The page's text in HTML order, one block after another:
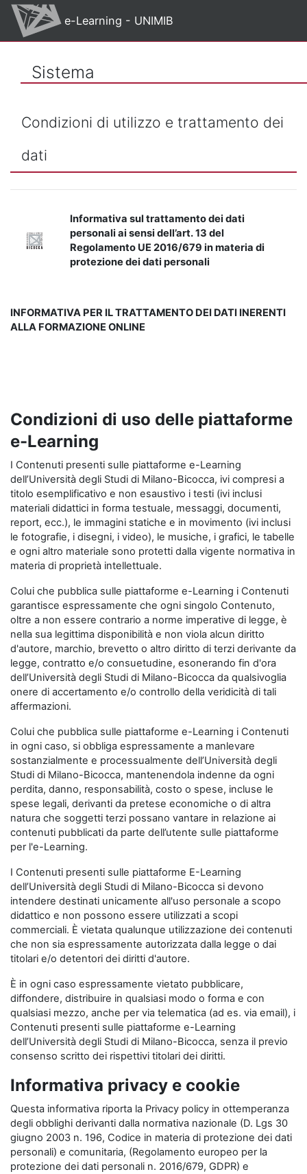
Vai al contenuto principale
e-Learning - UNIMIB
Sistema
Condizioni di utilizzo e trattamento dei
dati
Informativa sul trattamento dei dati
personali ai sensi dell’art. 13 del
Regolamento UE 2016/679 in materia di
protezione dei dati personali
INFORMATIVA PER IL TRATTAMENTO DEI DATI INERENTI
ALLA FORMAZIONE ONLINE
Condizioni di uso delle piattaforme
e-Learning
I Contenuti presenti sulle piattaforme e-Learning
dell’Università degli Studi di Milano-Bicocca, ivi compresi a
titolo esemplificativo e non esaustivo i testi (ivi inclusi
materiali didattici in forma testuale, messaggi, documenti,
report, ecc.), le immagini statiche e in movimento (ivi inclusi
le fotografie, i disegni, i video), le musiche, i grafici, le tabelle
e ogni altro materiale sono protetti dalla vigente normativa in
materia di proprietà intellettuale.
Colui che pubblica sulle piattaforme e-Learning i Contenuti
garantisce espressamente che ogni singolo Contenuto,
oltre a non essere contrario a norme imperative di legge, è
nella sua legittima disponibilità e non viola alcun diritto
d'autore, marchio, brevetto o altro diritto di terzi derivante da
legge, contratto e/o consuetudine, esonerando fin d'ora
dell’Università degli Studi di Milano-Bicocca da qualsivoglia
onere di accertamento e/o controllo della veridicità di tali
affermazioni.
Colui che pubblica sulle piattaforme e-Learning i Contenuti
in ogni caso, si obbliga espressamente a manlevare
sostanzialmente e processualmente dell’Università degli
Studi di Milano-Bicocca, mantenendola indenne da ogni
perdita, danno, responsabilità, costo o spese, incluse le
spese legali, derivanti da pretese economiche o di altra
natura che soggetti terzi possano vantare in relazione ai
contenuti pubblicati da parte dell’utente sulle piattaforme
per l'e-Learning.
I Contenuti presenti sulle piattaforme E-Learning
dell’Università degli Studi di Milano-Bicocca si devono
intendere destinati unicamente all'uso personale a scopo
didattico e non possono essere utilizzati a scopi
commerciali. È vietata qualunque utilizzazione dei contenuti
che non sia espressamente autorizzata dalla legge o dai
titolari e/o detentori dei diritti d'autore.
È in ogni caso espressamente vietato pubblicare,
diffondere, distribuire in qualsiasi modo o forma e con
qualsiasi mezzo, anche per via telematica (ad es. via email), i
Contenuti presenti sulle piattaforme e-Learning
dell’Università degli Studi di Milano-Bicocca, senza il previo
consenso scritto dei rispettivi titolari dei diritti.
Informativa privacy e cookie
Questa informativa riporta la Privacy policy in ottemperanza
degli obblighi derivanti dalla normativa nazionale (D. Lgs 30
giugno 2003 n. 196, Codice in materia di protezione dei dati
personali) e comunitaria, (Regolamento europeo per la
protezione dei dati personali n. 2016/679, GDPR) e